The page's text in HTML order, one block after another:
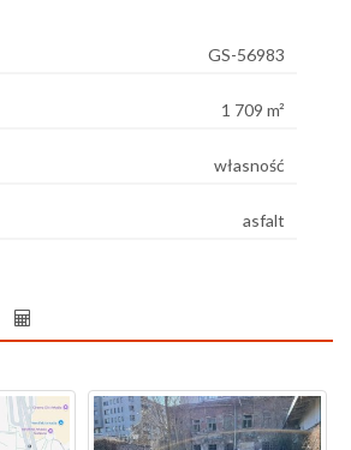
GS-56983
1 709 m²
własność
asfalt